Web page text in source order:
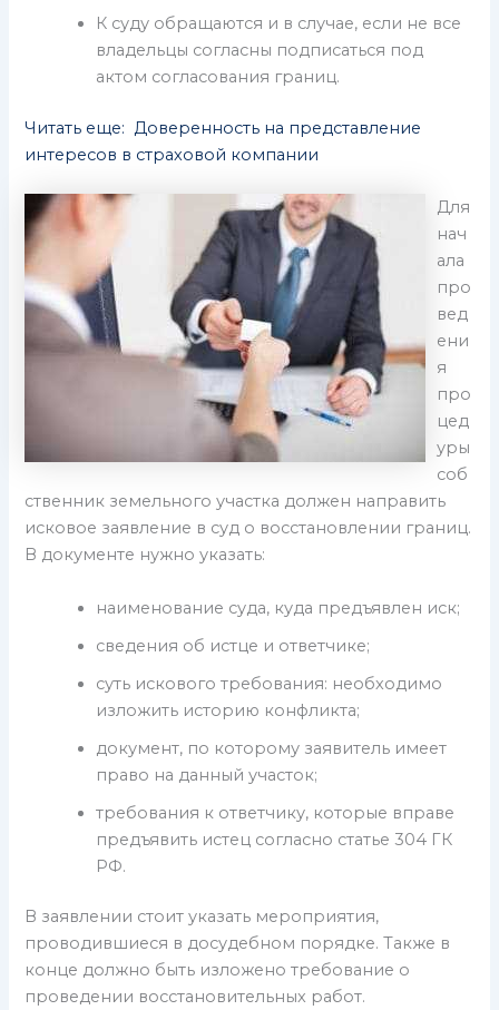
К суду обращаются и в случае, если не все
владельцы согласны подписаться под
актом согласования границ.
Читать еще: Доверенность на представление
интересов в страховой компании
Для
нач
ала
про
вед
ени
я
про
цед
уры
соб
ственник земельного участка должен направить
исковое заявление в суд о восстановлении границ.
В документе нужно указать:
наименование суда, куда предъявлен иск;
сведения об истце и ответчике;
суть искового требования: необходимо
изложить историю конфликта;
документ, по которому заявитель имеет
право на данный участок;
требования к ответчику, которые вправе
предъявить истец согласно статье 304 ГК
РФ.
В заявлении стоит указать мероприятия,
проводившиеся в досудебном порядке. Также в
конце должно быть изложено требование о
проведении восстановительных работ.